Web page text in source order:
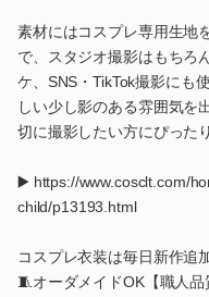
素材にはコスプレ専用生地
で、スタジオ撮影はもちろ
ケ、SNS・TikTok撮影にも
しい少し影のある雰囲気を
切に撮影したい方にぴったり
▶️ https://www.cosclt.com/
child/p13193.html
コスプレ衣装は毎日新作追
🧵オーダメイドOK【職人品